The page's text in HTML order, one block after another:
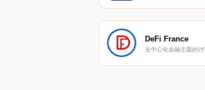
DeFi France